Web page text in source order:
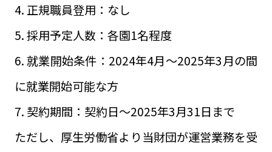
4. 正規職員登用：なし
5. 採用予定人数：各園1名程度
6. 就業開始条件：2024年4月～2025年3月の間
に就業開始可能な方
7. 契約期間：契約日～2025年3月31日まで
ただし、厚生労働省より当財団が運営業務を受